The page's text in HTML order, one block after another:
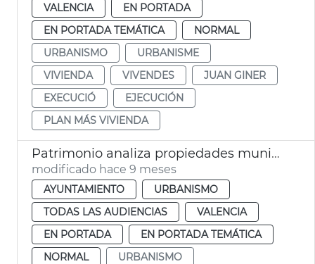
VALENCIA
EN PORTADA
EN PORTADA TEMÁTICA
NORMAL
URBANISMO
URBANISME
VIVIENDA
VIVENDES
JUAN GINER
EXECUCIÓ
EJECUCIÓN
PLAN MÁS VIVIENDA
Patrimonio analiza propiedades municipales para hacer viviendas
modificado hace 9 meses
AYUNTAMIENTO
URBANISMO
TODAS LAS AUDIENCIAS
VALENCIA
EN PORTADA
EN PORTADA TEMÁTICA
NORMAL
URBANISMO